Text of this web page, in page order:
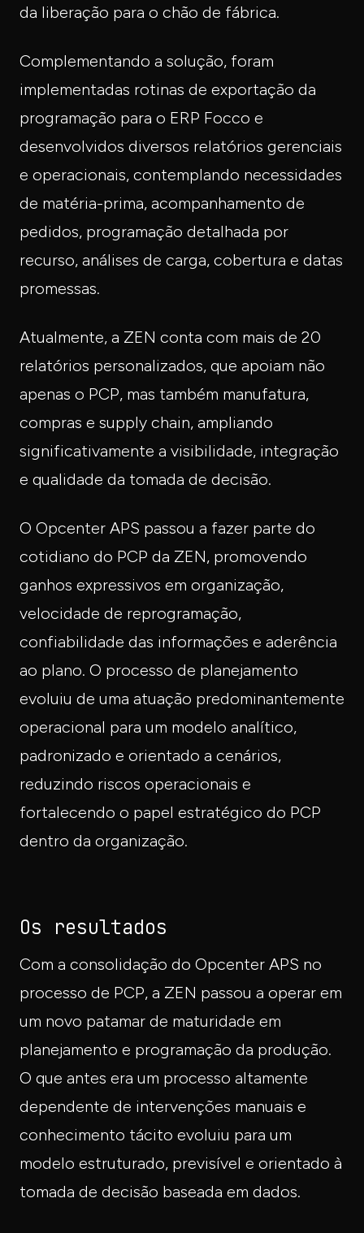
da liberação para o chão de fábrica.
Complementando a solução, foram
implementadas rotinas de exportação da
programação para o ERP Focco e
desenvolvidos diversos relatórios gerenciais
e operacionais, contemplando necessidades
de matéria-prima, acompanhamento de
pedidos, programação detalhada por
recurso, análises de carga, cobertura e datas
promessas.
Atualmente, a ZEN conta com mais de 20
relatórios personalizados, que apoiam não
apenas o PCP, mas também manufatura,
compras e supply chain, ampliando
significativamente a visibilidade, integração
e qualidade da tomada de decisão.
O Opcenter APS passou a fazer parte do
cotidiano do PCP da ZEN, promovendo
ganhos expressivos em organização,
velocidade de reprogramação,
confiabilidade das informações e aderência
ao plano. O processo de planejamento
evoluiu de uma atuação predominantemente
operacional para um modelo analítico,
padronizado e orientado a cenários,
reduzindo riscos operacionais e
fortalecendo o papel estratégico do PCP
dentro da organização.
Os resultados
Com a consolidação do Opcenter APS no
processo de PCP, a ZEN passou a operar em
um novo patamar de maturidade em
planejamento e programação da produção.
O que antes era um processo altamente
dependente de intervenções manuais e
conhecimento tácito evoluiu para um
modelo estruturado, previsível e orientado à
tomada de decisão baseada em dados.